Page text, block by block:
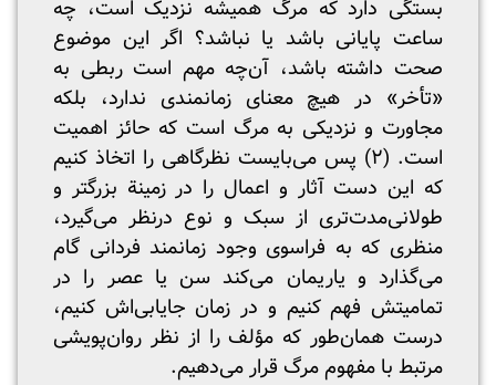
بستگی دارد که مرگ همیشه نزدیک است، چه
ساعت پایانی باشد یا نباشد؟ اگر این موضوع
صحت داشته باشد، آن‌چه مهم است ربطی به
«تأخر» در هیچ معنای زمانمندی ندارد، بلکه
مجاورت و نزدیکی به مرگ است که حائز اهمیت
است. (۲) پس می‌بایست نظرگاهی را اتخاذ کنیم
که این دست آثار و اعمال را در زمینة بزرگتر و
طولانی‌مدت‌تری از سبک و نوع درنظر می‌گیرد،
منظری که به فراسوی وجود زمانمند فردانی گام
می‌گذارد و یاریمان می‌کند سن یا عصر را در
تمامیتش فهم کنیم و در زمان جایابی‌اش کنیم،
درست همان‌طور که مؤلف را از نظر روان‌پویشی
مرتبط با مفهوم مرگ قرار می‌دهیم.